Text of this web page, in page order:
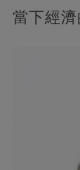
當下經濟